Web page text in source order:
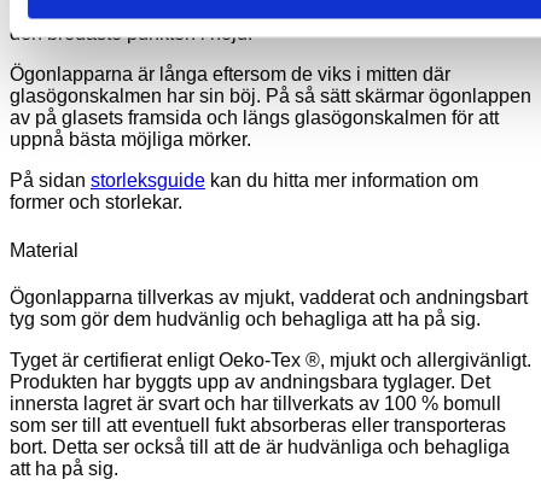
Ögonlapparna för glasögon är 11,8 cm långa och 6 cm på
den bredaste punkten i höjd.
Ögonlapparna är långa eftersom de viks i mitten där
glasögonskalmen har sin böj. På så sätt skärmar ögonlappen
av på glasets framsida och längs glasögonskalmen för att
uppnå bästa möjliga mörker.
På sidan storleksguide kan du hitta mer information om
former och storlekar.
Material
Ögonlapparna tillverkas av mjukt, vadderat och andningsbart
tyg som gör dem hudvänlig och behagliga att ha på sig.
Tyget är certifierat enligt Oeko-Tex ®, mjukt och allergivänligt.
Produkten har byggts upp av andningsbara tyglager. Det
innersta lagret är svart och har tillverkats av 100 % bomull
som ser till att eventuell fukt absorberas eller transporteras
bort. Detta ser också till att de är hudvänliga och behagliga
att ha på sig.